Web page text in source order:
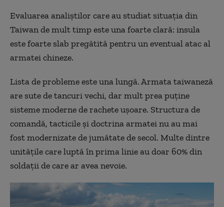
Evaluarea analiștilor care au studiat situația din
Taiwan de mult timp este una foarte clară: insula
este foarte slab pregătită pentru un eventual atac al
armatei chineze.
Lista de probleme este una lungă. Armata taiwaneză
are sute de tancuri vechi, dar mult prea puține
sisteme moderne de rachete ușoare. Structura de
comandă, tacticile și doctrina armatei nu au mai
fost modernizate de jumătate de secol. Multe dintre
unitățile care luptă în prima linie au doar 60% din
soldații de care ar avea nevoie.